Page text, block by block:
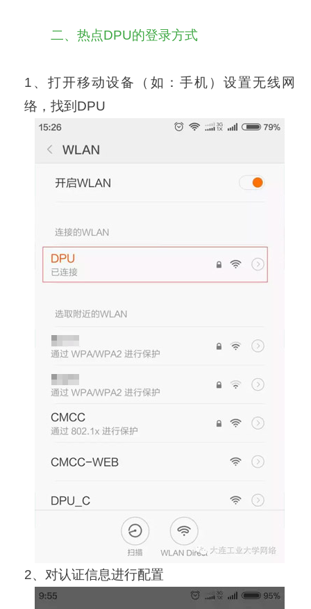
二、热点DPU的登录方式
1 、打开移动设备（如：手机）设置无线网
络，找到 DPU
2、对认证信息进行配置